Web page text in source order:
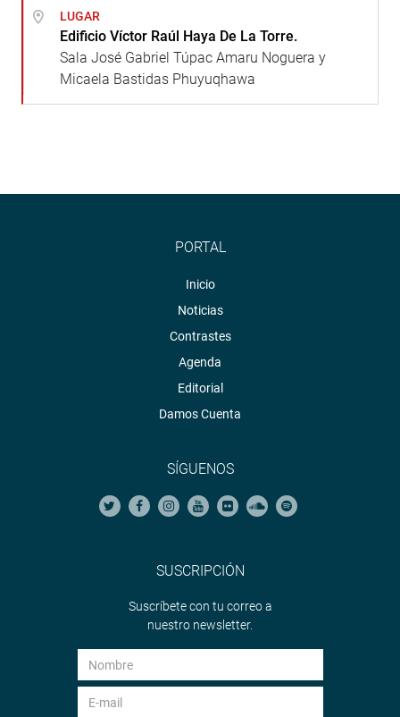
LUGAR
Edificio Víctor Raúl Haya De La Torre.
Sala José Gabriel Túpac Amaru Noguera y
Micaela Bastidas Phuyuqhawa
PORTAL
Inicio
Noticias
Contrastes
Agenda
Editorial
Damos Cuenta
SÍGUENOS
SUSCRIPCIÓN
Suscríbete con tu correo a
nuestro newsletter.